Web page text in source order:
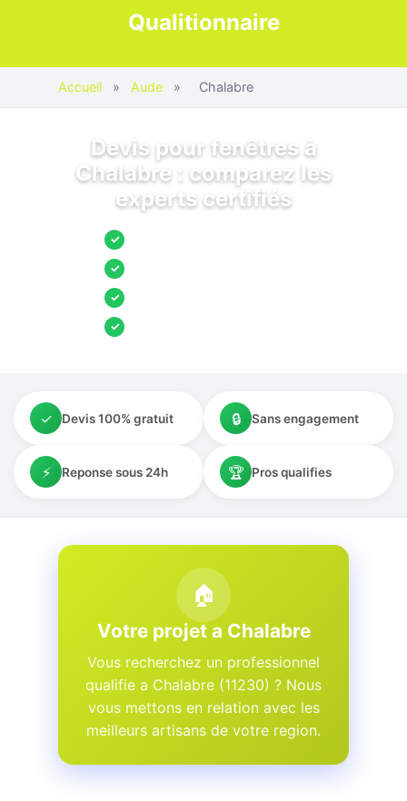
Qualitionnaire
Accueil » Aude » Chalabre
Devis pour fenêtres à
Chalabre : comparez les
experts certifiés
✓
✓
✓
✓
✓ Devis 100% gratuit 🔒 Sans engagement
⚡ Reponse sous 24h 🏆 Pros qualifies
🏠
Votre projet a Chalabre
Vous recherchez un professionnel
qualifie a Chalabre (11230) ? Nous
vous mettons en relation avec les
meilleurs artisans de votre region.